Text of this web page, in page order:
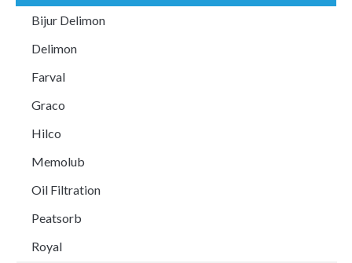
Bijur Delimon
Delimon
Farval
Graco
Hilco
Memolub
Oil Filtration
Peatsorb
Royal